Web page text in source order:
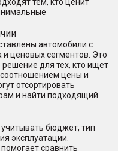
автомобили с
ценовых сегментов. Это
для тех, кто ищет
цены и
отсортировать
и найти подходящий
бюджет, тип
эксплуатации.
сравнить